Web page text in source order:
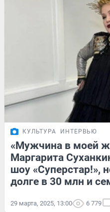
КУЛЬТУРА ИНТЕРВЬЮ
«Мужчина в моей
Маргарита
шоу «Суперстар!»,
долге в 30 млн и
29 марта, 2025, 13:00 6 779